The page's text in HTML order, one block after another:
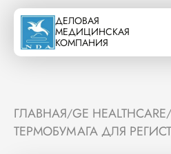
ДЕЛОВАЯ
МЕДИЦИНСКАЯ
КОМПАНИЯ
ГЛАВНАЯ/GE HEALTHCARE/
ТЕРМОБУМАГА ДЛЯ